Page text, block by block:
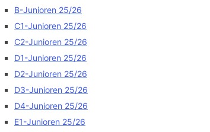
B-Junioren 25/26
C1-Junioren 25/26
C2-Junioren 25/26
D1-Junioren 25/26
D2-Junioren 25/26
D3-Junioren 25/26
D4-Junioren 25/26
E1-Junioren 25/26